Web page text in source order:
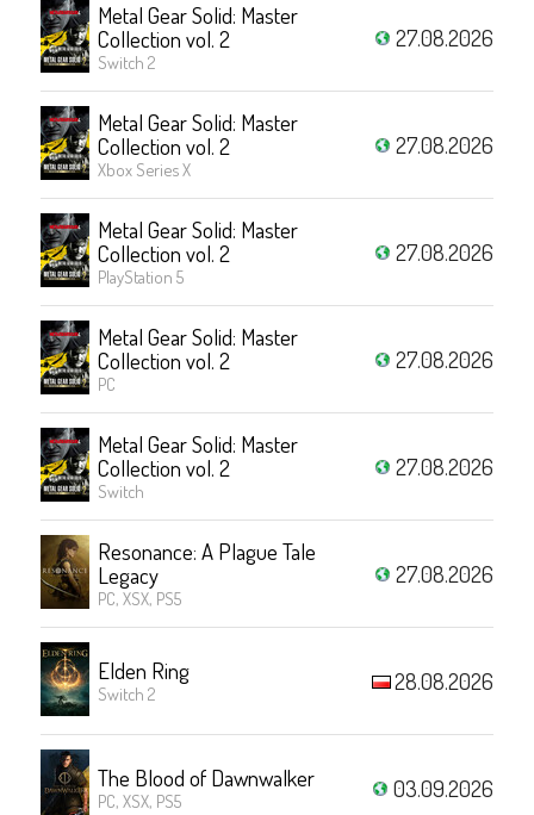
Metal Gear Solid: Master
Collection vol. 2
Switch 2
27.08.2026
Metal Gear Solid: Master
Collection vol. 2
Xbox Series X
27.08.2026
Metal Gear Solid: Master
Collection vol. 2
PlayStation 5
27.08.2026
Metal Gear Solid: Master
Collection vol. 2
PC
27.08.2026
Metal Gear Solid: Master
Collection vol. 2
Switch
27.08.2026
Resonance: A Plague Tale
Legacy
PC, XSX, PS5
27.08.2026
Elden Ring
Switch 2 28.08.2026
The Blood of Dawnwalker
PC, XSX, PS5 03.09.2026